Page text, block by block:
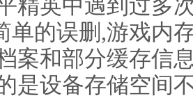
精英中遇到过多
单的误删,游戏内
案和部分缓存信
是设备存储空间